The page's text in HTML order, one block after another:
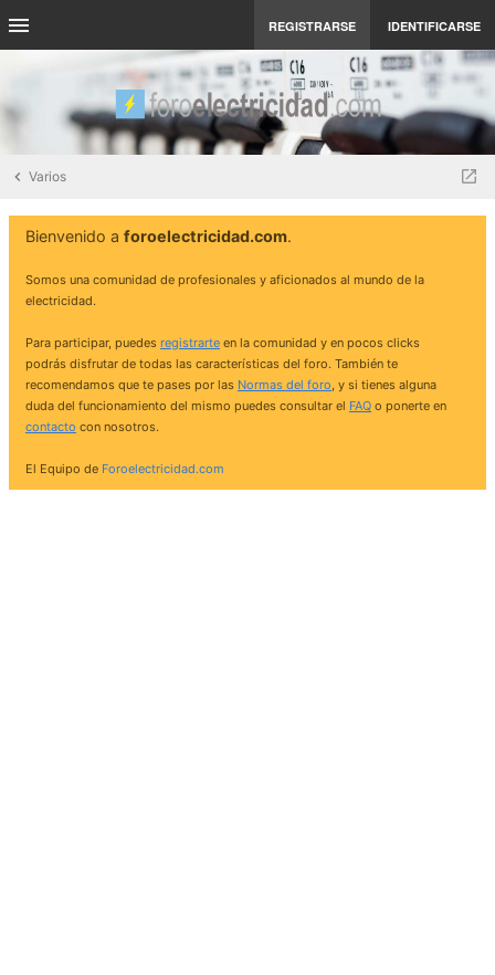
REGISTRARSE IDENTIFICARSE
Varios
Bienvenido a foroelectricidad.com.
Somos una comunidad de profesionales y aficionados al mundo de la
electricidad.
Para participar, puedes registrarte en la comunidad y en pocos clicks
podrás disfrutar de todas las características del foro. También te
recomendamos que te pases por las Normas del foro, y si tienes alguna
duda del funcionamiento del mismo puedes consultar el FAQ o ponerte en
contacto con nosotros.
El Equipo de Foroelectricidad.com